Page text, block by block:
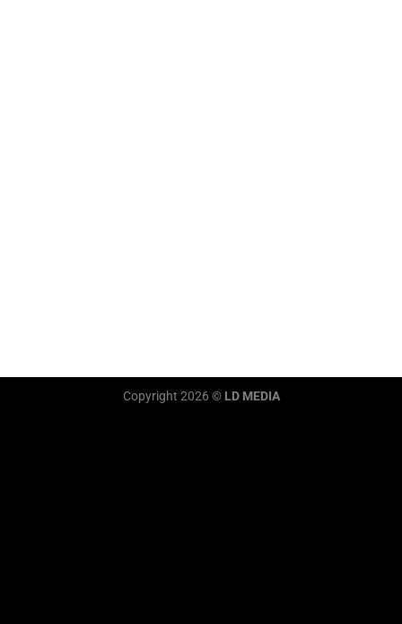
Copyright 2026 © LD MEDIA